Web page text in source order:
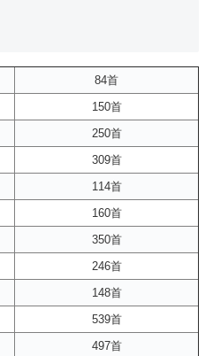
84首
150首
250首
309首
114首
160首
350首
246首
148首
539首
497首